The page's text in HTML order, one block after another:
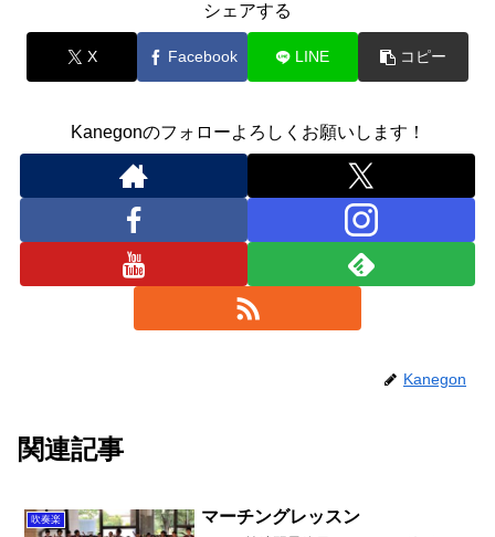
シェアする
X Facebook LINE コピー
Kanegonのフォローよろしくお願いします！
Kanegon
関連記事
吹奏楽 マーチングレッスン